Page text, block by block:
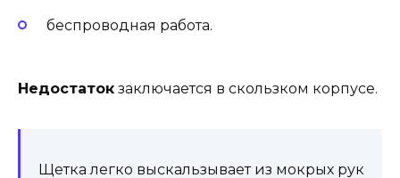
беспроводная работа.
Недостаток заключается в скользком корпусе.
Щетка легко выскальзывает из мокрых рук